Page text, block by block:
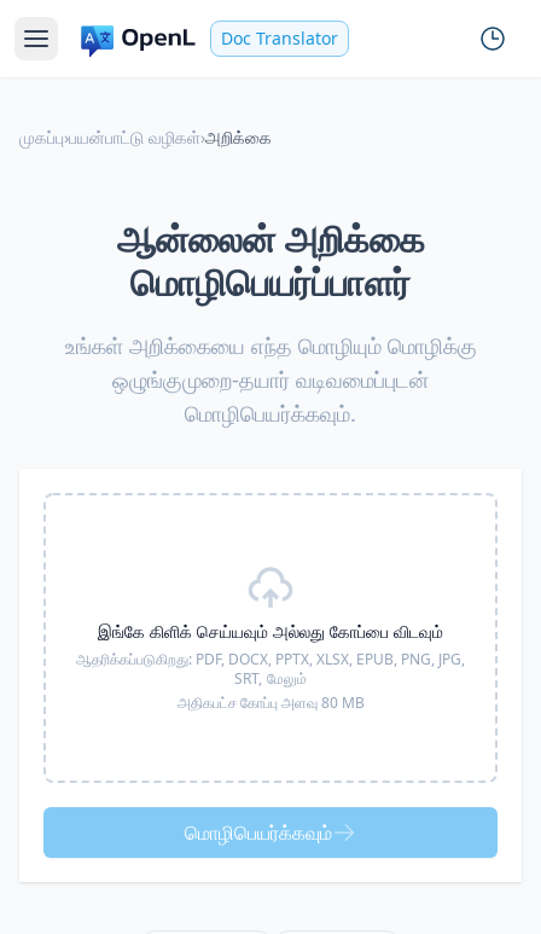
Doc Translator
முகப்பு›பயன்பாட்டு வழிகள்›அறிக்கை
ஆன்லைன் அறிக்கை
மொழிபெயர்ப்பாளர்
உங்கள் அறிக்கையை எந்த மொழியும் மொழிக்கு
ஒழுங்குமுறை-தயார் வடிவமைப்புடன்
மொழிபெயர்க்கவும்.
இங்கே கிளிக் செய்யவும் அல்லது கோப்பை விடவும்
ஆதரிக்கப்படுகிறது: PDF, DOCX, PPTX, XLSX, EPUB, PNG, JPG,
SRT, மேலும்
அதிகபட்ச கோப்பு அளவு 80 MB
மொழிபெயர்க்கவும்